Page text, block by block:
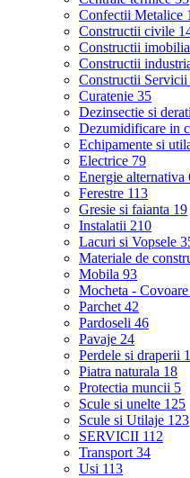
Confectii Metalice
Constructii civile
Constructii
Constructii
Constructii Servicii
Curatenie 35
Dezinsectie si
Dezumidificare in
Echipamente si
Electrice 79
Energie alternativa
Ferestre 113
Gresie si faianta 19
Instalatii 210
Lacuri si Vopsele
Materiale de
Mobila 93
Mocheta - Covoare
Parchet 42
Pardoseli 46
Pavaje 24
Perdele si draperii
Piatra naturala 18
Protectia muncii 5
Scule si unelte 125
Scule si Utilaje 123
SERVICII 112
Transport 34
Usi 113